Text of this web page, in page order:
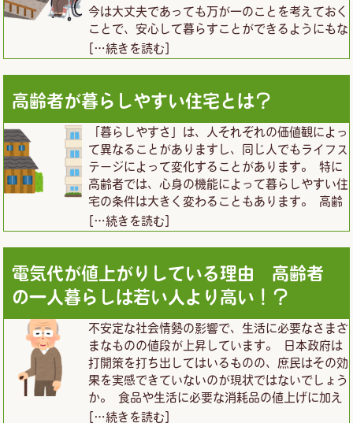
今は大丈夫であっても万が一のことを考えておく
ことで、安心して暮らすことができるようにもな
[…続きを読む]
高齢者が暮らしやすい住宅とは？
「暮らしやすさ」は、人それぞれの価値観によっ
て異なることがありますし、同じ人でもライフス
テージによって変化することがあります。 特に
高齢者では、心身の機能によって暮らしやすい住
宅の条件は大きく変わることもあります。 高齢
[…続きを読む]
電気代が値上がりしている理由 高齢者
の一人暮らしは若い人より高い！？
不安定な社会情勢の影響で、生活に必要なさまざ
まなものの値段が上昇しています。 日本政府は
打開策を打ち出してはいるものの、庶民はその効
果を実感できていないのが現状ではないでしょう
か。 食品や生活に必要な消耗品の値上げに加え
[…続きを読む]